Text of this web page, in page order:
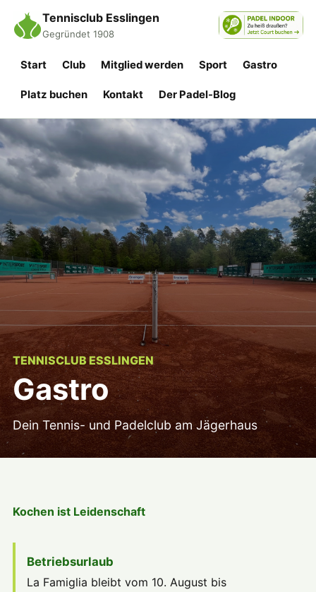
Tennisclub Esslingen
Gegründet 1908
Start Club Mitglied werden Sport Gastro
Platz buchen Kontakt Der Padel-Blog
TENNISCLUB ESSLINGEN
Gastro
Dein Tennis- und Padelclub am Jägerhaus
Kochen ist Leidenschaft
Betriebsurlaub
La Famiglia bleibt vom 10. August bis